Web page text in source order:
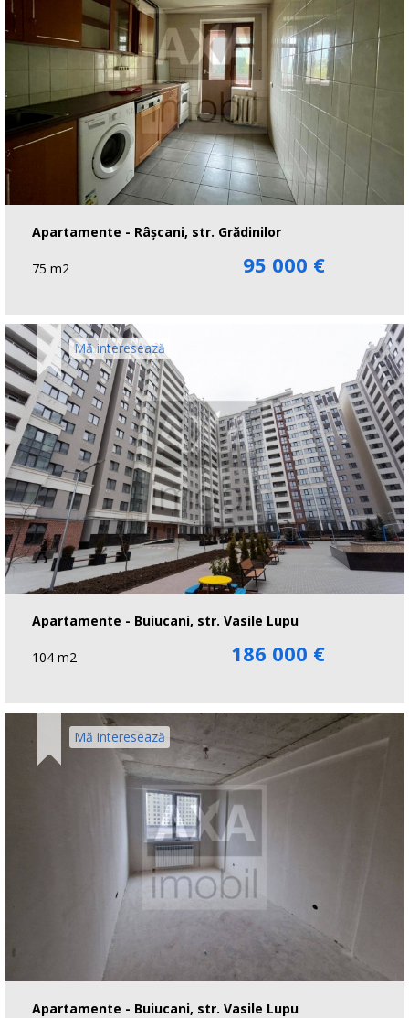
Apartamente - Râşcani, str. Grădinilor
75 m2 95 000 €
Mă interesează
Apartamente - Buiucani, str. Vasile Lupu
104 m2 186 000 €
Mă interesează
Apartamente - Buiucani, str. Vasile Lupu